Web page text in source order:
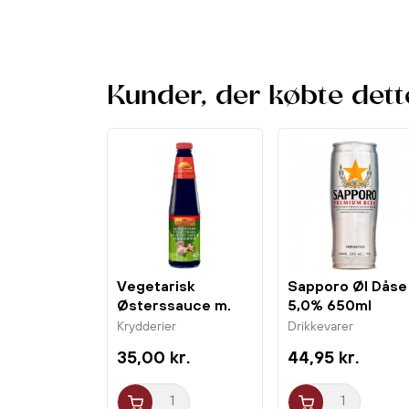
Kunder, der købte
Vegetarisk
Østerssauce m.
Svampe 510g LKK
Krydderier
35,00 kr.
Sapporo Øl Dåse
5,0% 650ml
Drikkevarer
44,95 kr.